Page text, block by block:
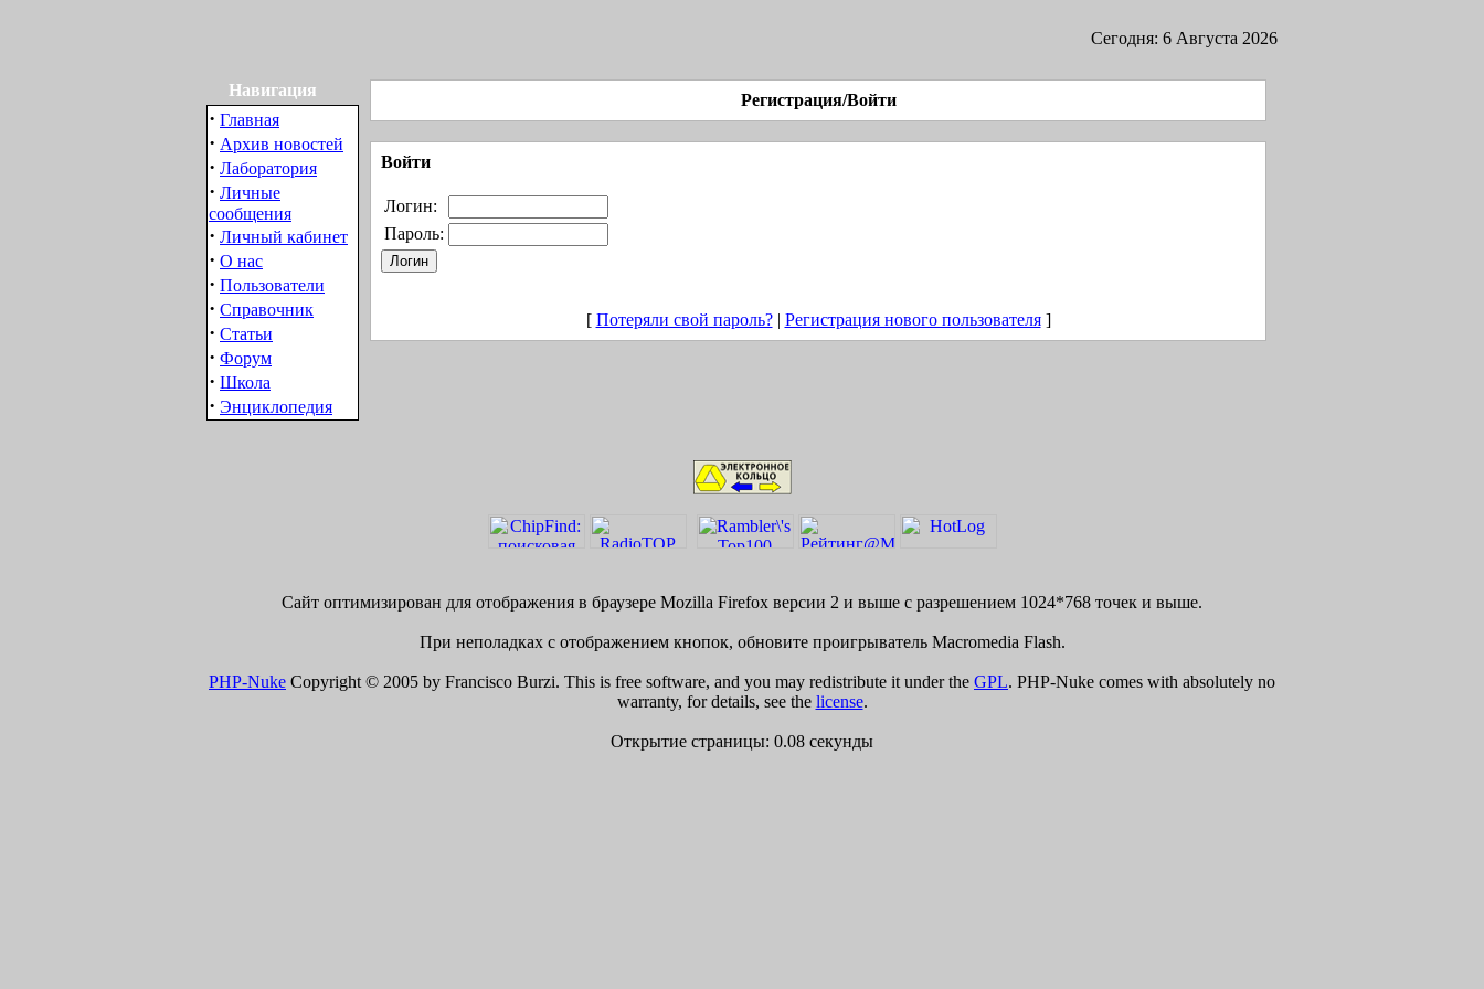
Сегодня: 6 Августа 2026
Навигация
· Главная
· Архив новостей
· Лаборатория
· Личные
сообщения
· Личный кабинет
· О нас
· Пользователи
· Справочник
· Статьи
· Форум
· Школа
· Энциклопедия
Регистрация/Войти
Войти
Логин:
Пароль:
[ Потеряли свой пароль?| Регистрация нового пользователя]
Сайт оптимизирован для отображения в браузере Mozilla Firefox версии 2 и выше с разрешением 1024*768 точек и выше.
При неполадках с отображением кнопок, обновите проигрыватель Macromedia Flash.
PHP-Nuke Copyright © 2005 by Francisco Burzi. This is free software, and you may redistribute it under the GPL. PHP-Nuke comes with absolutely no
warranty, for details, see the license.
Открытие страницы: 0.08 секунды